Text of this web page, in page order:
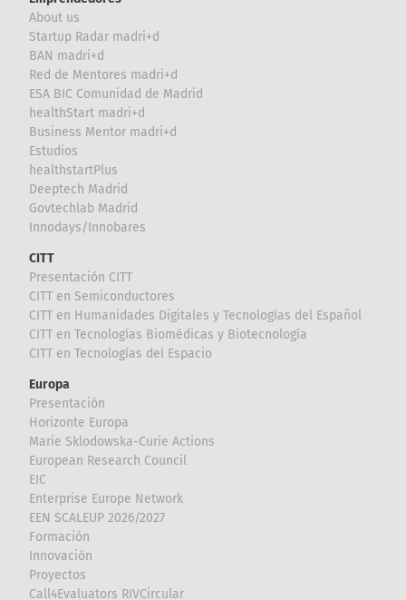
About us
Startup Radar madri+d
BAN madri+d
Red de Mentores madri+d
ESA BIC Comunidad de Madrid
healthStart madri+d
Business Mentor madri+d
Estudios
healthstartPlus
Deeptech Madrid
Govtechlab Madrid
Innodays/Innobares
CITT
Presentación CITT
CITT en Semiconductores
CITT en Humanidades Digitales y Tecnologías del Español
CITT en Tecnologías Biomédicas y Biotecnología
CITT en Tecnologías del Espacio
Europa
Presentación
Horizonte Europa
Marie Sklodowska-Curie Actions
European Research Council
EIC
Enterprise Europe Network
EEN SCALEUP 2026/2027
Formación
Innovación
Proyectos
Call4Evaluators RIVCircular